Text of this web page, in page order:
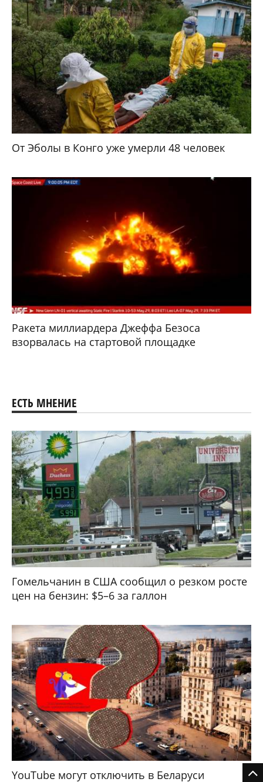
От Эболы в Конго уже умерли 48 человек
Ракета миллиардера Джеффа Безоса
взорвалась на стартовой площадке
ЕСТЬ МНЕНИЕ
Гомельчанин в США сообщил о резком росте
цен на бензин: $5–6 за галлон
YouTube могут отключить в Беларуси